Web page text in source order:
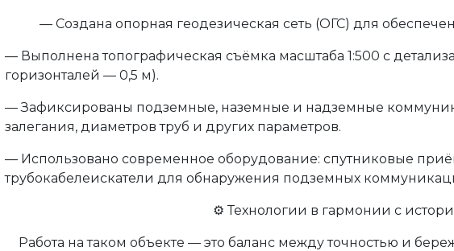
— Создана опорная геодезическая сеть (ОГС) для
— Выполнена топографическая съёмка масштаба 1:500 с
горизонталей — 0,5 м).
— Зафиксированы подземные, наземные и надземные
залегания, диаметров труб и других параметров.
— Использовано современное оборудование: спутниковые
трубокабелеискатели для обнаружения подземных
⚙ Технологии в гармонии с
Работа на таком объекте — это баланс между точностью и